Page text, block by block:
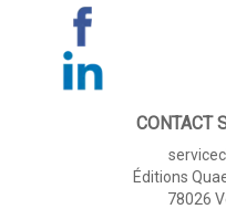
CONTACT
Éditions
78026